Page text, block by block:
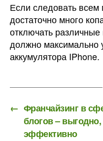
Если следовать всем
достаточно много
отключать
должно максимально
аккумулятора IPhone.
← Франчайзинг в
блогов –
эффективно